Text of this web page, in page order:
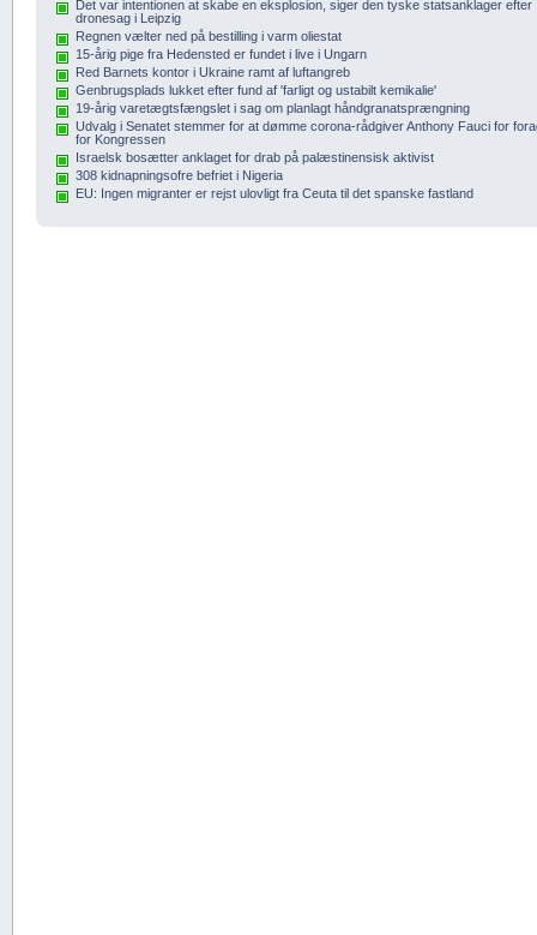
Det var intentionen at skabe en eksplosion, siger den tyske statsanklager efter
dronesag i Leipzig
Regnen vælter ned på bestilling i varm oliestat
15-årig pige fra Hedensted er fundet i live i Ungarn
Red Barnets kontor i Ukraine ramt af luftangreb
Genbrugsplads lukket efter fund af 'farligt og ustabilt kemikalie'
19-årig varetægtsfængslet i sag om planlagt håndgranatsprængning
Udvalg i Senatet stemmer for at dømme corona-rådgiver Anthony Fauci for
for Kongressen
Israelsk bosætter anklaget for drab på palæstinensisk aktivist
308 kidnapningsofre befriet i Nigeria
EU: Ingen migranter er rejst ulovligt fra Ceuta til det spanske fastland